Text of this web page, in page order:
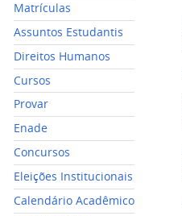
Matrículas
Assuntos Estudantis
Direitos Humanos
Cursos
Provar
Enade
Concursos
Eleições Institucionais
Calendário Acadêmico